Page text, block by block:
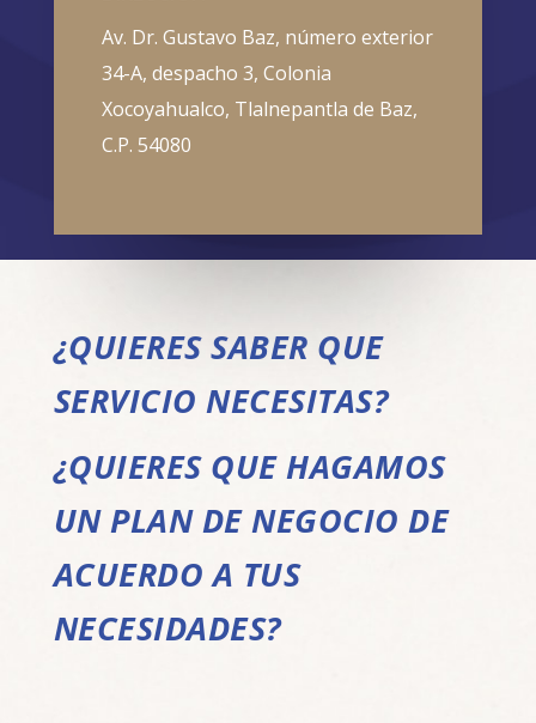
Av. Dr. Gustavo Baz, número exterior
34-A, despacho 3, Colonia
Xocoyahualco, Tlalnepantla de Baz,
C.P. 54080
¿QUIERES SABER QUE
SERVICIO NECESITAS?
¿QUIERES QUE HAGAMOS
UN PLAN DE NEGOCIO DE
ACUERDO A TUS
NECESIDADES?